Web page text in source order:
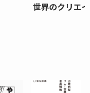
世界のクリエ